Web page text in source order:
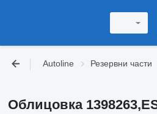
Autoline Резервни части
Облицовка